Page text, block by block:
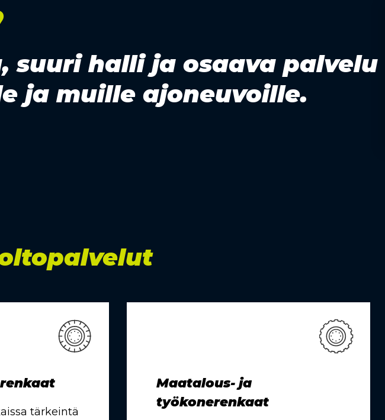
suuri halli ja osaava palvelu
ja muille ajoneuvoille.
tärkeintä
Maatalous- ja
työkonerenkaat